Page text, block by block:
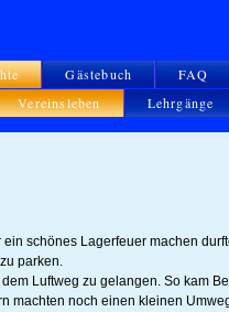
Gästebuch
FAQ
Vereinsleben Lehrgänge
schönes Lagerfeuer machen
parken.
Luftweg zu gelangen. So kam
noch einen kleinen